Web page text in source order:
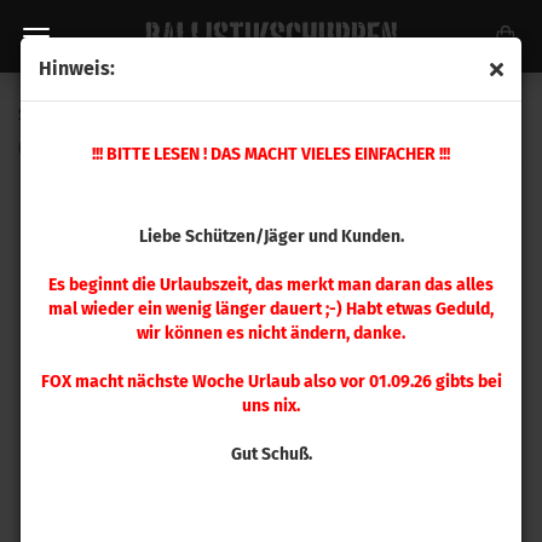
Hinweis:
!!! BITTE LESEN ! DAS MACHT VIELES EINFACHER !!!
Liebe Schützen/Jäger und Kunden.
Es beginnt die Urlaubszeit, das merkt man daran das alles
mal wieder ein wenig länger dauert ;-) Habt etwas Geduld,
wir können es nicht ändern, danke.
FOX macht nächste Woche Urlaub also vor 01.09.26 gibts bei
uns nix.
Gut Schuß.
Speer .400 Gold Dot 155gr 100 Stück
4400)